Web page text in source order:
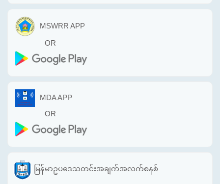
MSWRR APP
OR
MDA APP
OR
မြန်မာဥပဒေသတင်းအချက်အလက်စနစ်